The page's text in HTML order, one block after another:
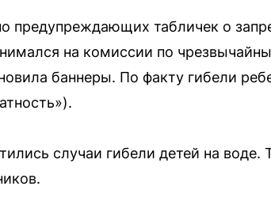
предупреждающих табличек о
на комиссии по
баннеры. По факту гибели
случаи гибели детей на воде.